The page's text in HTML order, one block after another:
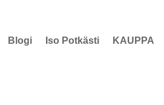
Blogi Iso Potkästi KAUPPA